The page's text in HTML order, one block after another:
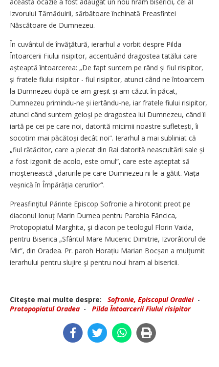
această ocazie a fost adăugat un nou hram bisericii, cel al
Izvorului Tămăduirii, sărbătoare închinată Preasfintei
Născătoare de Dumnezeu.
În cuvântul de învăţătură, ierarhul a vorbit despre Pilda
Întoarcerii Fiului risipitor, accentuând dragostea tatălui care
așteaptă întoarcerea: „De fapt suntem pe rând și fiul risipitor,
și fratele fiului risipitor - fiul risipitor, atunci când ne întoarcem
la Dumnezeu după ce am greșit și am căzut în păcat,
Dumnezeu primindu-ne și iertându-ne, iar fratele fiului risipitor,
atunci când suntem geloși pe dragostea lui Dumnezeu, când îi
iartă pe cei pe care noi, datorită micimii noastre sufletești, îi
socotim mai păcătoși decât noi”. Ierarhul a mai subliniat că
„fiul rătăcitor, care a plecat din Rai datorită neascultării sale și
a fost izgonit de acolo, este omul”, care este aşteptat să
moştenească „darurile pe care Dumnezeu ni le-a gătit. Viața
veșnică în Împărăția cerurilor”.
Preasfinţitul Părinte Episcop Sofronie a hirotonit preot pe
diaconul Ionuț Marin Durnea pentru Parohia Făncica,
Protopopiatul Marghita, şi diacon pe teologul Florin Vaida,
pentru Biserica „Sfântul Mare Mucenic Dimitrie, Izvorâtorul de
Mir”, din Oradea. Pr. paroh Horațiu Marian Bocșan a mulțumit
ierarhului pentru slujire şi pentru noul hram al bisericii.
Citeşte mai multe despre: Sofronie, Episcopul Oradiei-
Protopopiatul Oradea - Pilda Întoarcerii Fiului risipitor